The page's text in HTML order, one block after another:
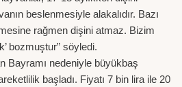
beslenmesiyle alakalıdır. Bazı
rağmen dişini atmaz. Bizim
bozmuştur” söyledi.
Bayramı nedeniyle büyükbaş
başladı. Fiyatı 7 bin lira ile 20